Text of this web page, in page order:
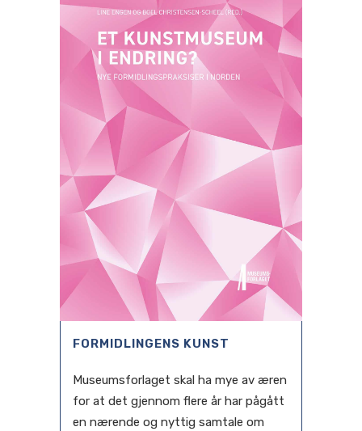
FORMIDLINGENS KUNST
Museumsforlaget skal ha mye av æren
for at det gjennom flere år har pågått
en nærende og nyttig samtale om